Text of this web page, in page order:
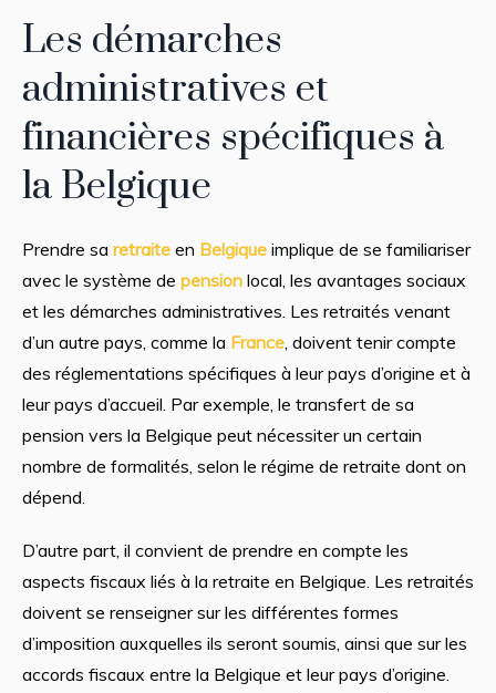
Les démarches
administratives et
financières spécifiques à
la Belgique
Prendre sa retraite en Belgique implique de se familiariser
avec le système de pension local, les avantages sociaux
et les démarches administratives. Les retraités venant
d’un autre pays, comme la France, doivent tenir compte
des réglementations spécifiques à leur pays d’origine et à
leur pays d’accueil. Par exemple, le transfert de sa
pension vers la Belgique peut nécessiter un certain
nombre de formalités, selon le régime de retraite dont on
dépend.
D’autre part, il convient de prendre en compte les
aspects fiscaux liés à la retraite en Belgique. Les retraités
doivent se renseigner sur les différentes formes
d’imposition auxquelles ils seront soumis, ainsi que sur les
accords fiscaux entre la Belgique et leur pays d’origine.